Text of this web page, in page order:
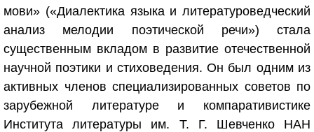
мови» («Диалектика языка и литературоведческий
анализ мелодии поэтической речи») стала
существенным вкладом в развитие отечественной
научной поэтики и стиховедения. Он был одним из
активных членов специализированных советов по
зарубежной литературе и компаративистике
Института литературы им. Т. Г. Шевченко НАН